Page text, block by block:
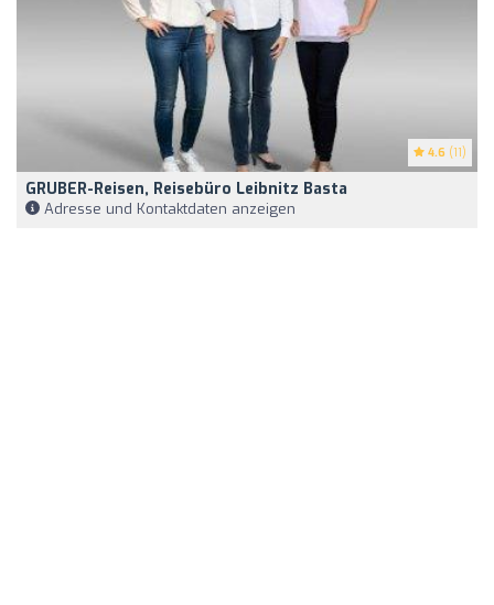
4.6 (11)
GRUBER-Reisen, Reisebüro Leibnitz Basta
Adresse und Kontaktdaten anzeigen